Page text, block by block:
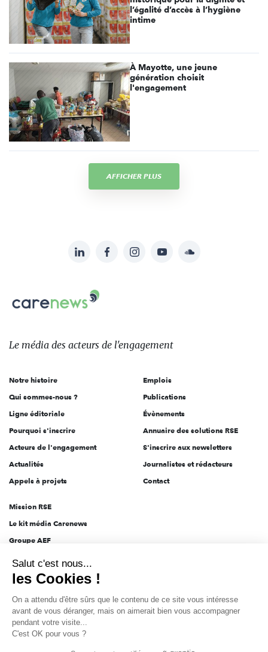
l’égalité d’accès à l’hygiène
intime
À Mayotte, une jeune
génération choisit
l'engagement
AFFICHER PLUS
sur:
LinkedInFacebookInstagramYouTubeSoundcloud
Carenews,
Le
des
l'engagement
Le média des acteurs de l'engagement
Notre histoire
Qui sommes-nous ?
Ligne éditoriale
Pourquoi s'inscrire
Acteurs de l'engagement
Actualités
Appels à projets
Emplois
Publications
Évènements
Annuaire des solutions RSE
S'inscrire aux newsletters
Journalistes et rédacteurs
Contact
Mission RSE
Le kit média Carenews
Groupe AEF
Novethic
Inclusiv Day
Salut c'est nous...
les Cookies !
On a attendu d'être sûrs que le contenu de ce site vous intéresse
avant de vous déranger, mais on aimerait bien vous accompagner
pendant votre visite...
C'est OK pour vous ?